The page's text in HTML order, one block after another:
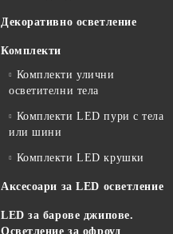
Декоративно осветление
Комплекти
Комплекти улични
осветителни тела
Комплекти LED пури с тела
или шини
Комплекти LED крушки
Аксесоари за LED осветление
LED за барове джипове.
Осветление за офроуд